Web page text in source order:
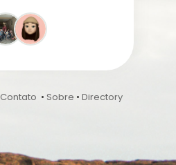
Contato • Sobre • Directory